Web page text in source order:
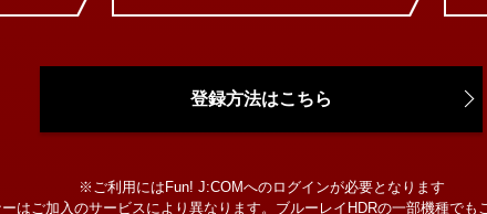
登録方法はこちら
※ご利用にはFun! J:COMへのログインが必要となります
はご加入のサービスにより異なります。ブルーレイHDRの一部機種でも